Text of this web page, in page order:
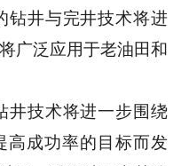
钻井与完井技术将进
广泛应用于老油田和
井技术将进一步围绕
高成功率的目标而发